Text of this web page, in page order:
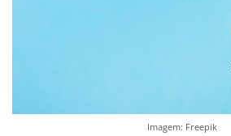
Imagem: Freepik